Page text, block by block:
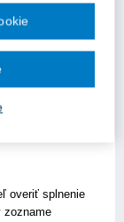
(v
svoje technické
o budúcej
budú
V ponuke
ani jednotný
overiť splnenie
zozname